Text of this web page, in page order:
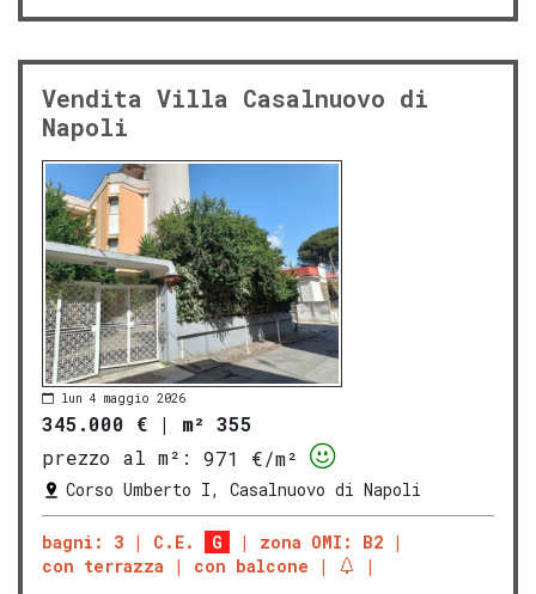
Vendita Villa Casalnuovo di
Napoli
lun 4 maggio 2026
345.000 € | m² 355
prezzo al m²:
971 €/m²
Corso Umberto I, Casalnuovo di Napoli
bagni: 3 C.E. G
zona OMI: B2
con terrazza
con balcone